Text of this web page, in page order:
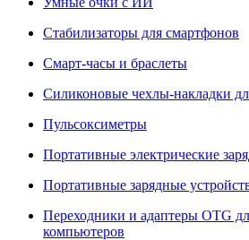
Стабилизаторы для смартфонов
Смарт-часы и браслеты
Силиконовые чехлы-накладки
Пульсоксиметры
Портативные электрические
Портативные зарядные
Переходники и адаптеры OTG
компьютеров